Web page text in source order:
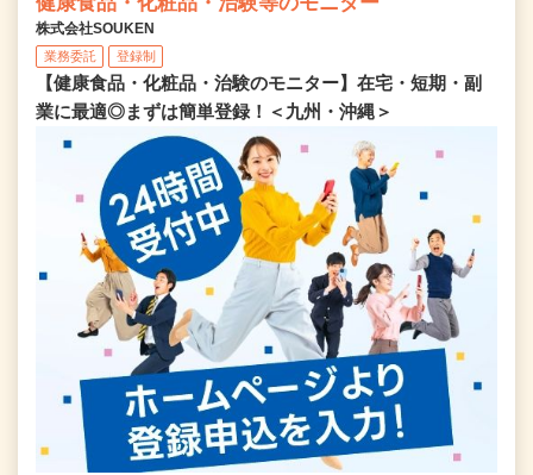
株式会社SOUKEN
業務委託 登録制
【健康食品・化粧品・治験のモニター】在宅・短期・副
業に最適◎まずは簡単登録！＜九州・沖縄＞